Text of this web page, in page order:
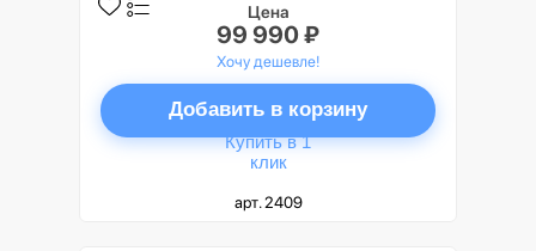
Цена
99 990 ₽
Хочу дешевле!
Добавить в корзину
Купить в 1
клик
арт. 2409